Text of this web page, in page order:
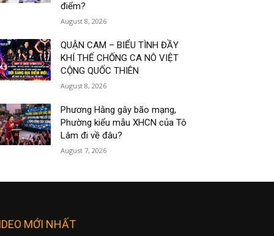
điểm?
August 8, 2026
QUẬN CAM – BIỂU TÌNH ĐẦY
KHÍ THẾ CHỐNG CA NÔ VIỆT
CỘNG QUỐC THIÊN
August 8, 2026
Phương Hằng gây bão mạng,
Phường kiểu mẫu XHCN của Tô
Lâm đi về đâu?
August 7, 2026
MỚI NHẤT